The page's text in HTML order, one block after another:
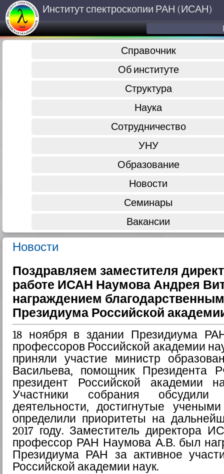
Институт спектроскопии РАН (ИСАН)
Справочник
Об институте
Структура
Наука
Сотрудничество
УНУ
Образование
Новости
Семинары
Вакансии
Новости
Поздравляем заместителя
работе ИСАН Наумова Андрея
награждением
Президиума Российской
18 ноября в здании Президиума
профессоров Российской академии
приняли участие министр
Васильева, помощник Президента
президент Российской академии
Участники собрания обсудили
деятельности, достигнутые
определили приоритеты на
2017 году. Заместитель директора
профессор РАН Наумова А.В. был
Президиума РАН за активное
Российской академии наук.